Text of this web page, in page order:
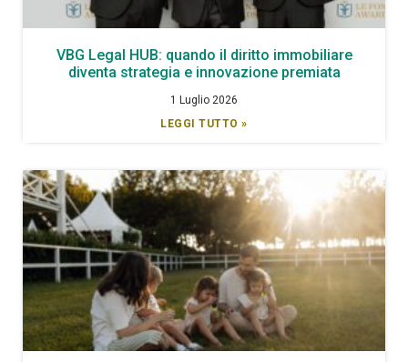
VBG Legal HUB: quando il diritto immobiliare
diventa strategia e innovazione premiata
1 Luglio 2026
LEGGI TUTTO »